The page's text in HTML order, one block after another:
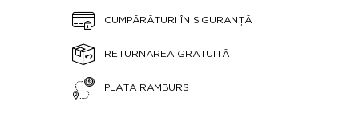
CUMPĂRĂTURI ÎN SIGURANȚĂ
RETURNAREA GRATUITĂ
PLATĂ RAMBURS